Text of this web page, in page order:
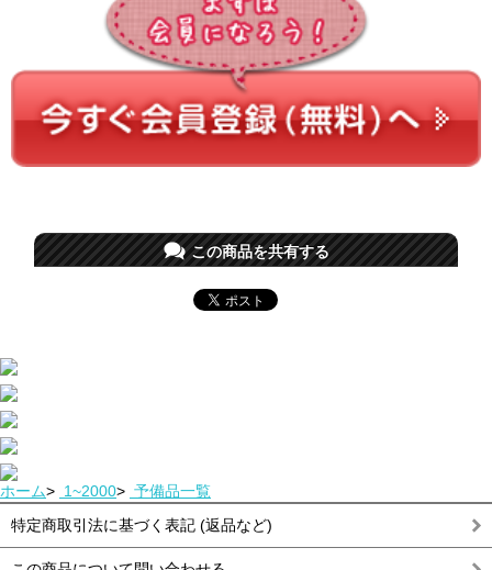
この商品を共有する
ホーム> 1~2000> 予備品一覧
特定商取引法に基づく表記 (返品など)